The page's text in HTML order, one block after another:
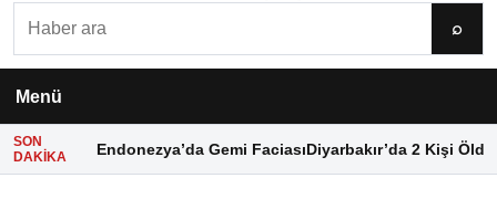
⌕
Menü
SON
DAKIKA
Endonezya’da Gemi FaciasıDiyarbakır’da 2 Kişi Öldü